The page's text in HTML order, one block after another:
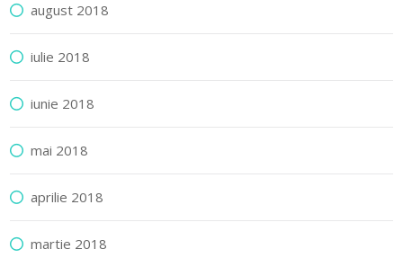
august 2018
iulie 2018
iunie 2018
mai 2018
aprilie 2018
martie 2018